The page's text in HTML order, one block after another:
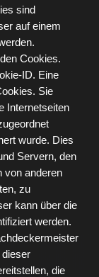
sind
auf einem
Cookies.
ID. Eine
Sie
Internetseiten
wurde. Dies
Servern, den
von anderen
zu
kann über die
werden.
die